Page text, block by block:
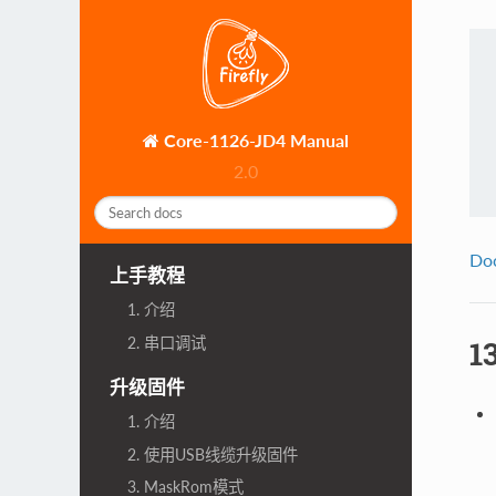
Core-1126-JD4 Manual
2.0
上手教程
1. 介绍
2. 串口调试
升级固件
1. 介绍
2. 使用USB线缆升级固件
3. MaskRom模式